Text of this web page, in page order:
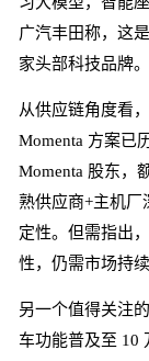
广汽丰田称，这
家头部科技品牌。
从供应链角度看
Momenta 方案已
Momenta 股东，
熟供应商+主机厂
定性。但需指出
性，仍需市场持续
另一个值得关注
车功能普及至 10